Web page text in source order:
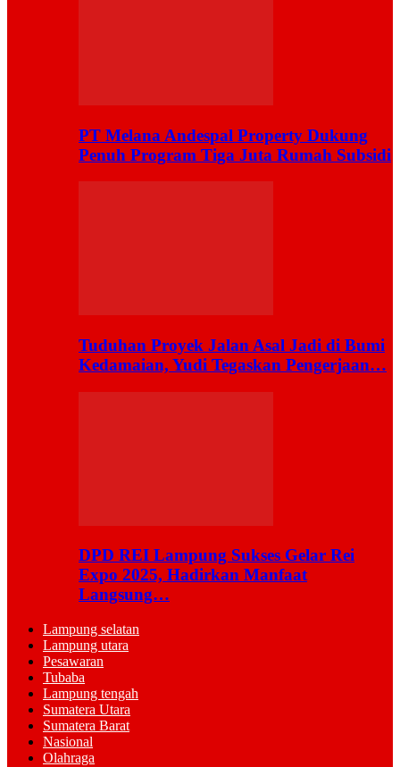
PT Melana Andespal Property Dukung
Penuh Program Tiga Juta Rumah Subsidi
Tuduhan Proyek Jalan Asal Jadi di Bumi
Kedamaian, Yudi Tegaskan Pengerjaan…
DPD REI Lampung Sukses Gelar Rei
Expo 2025, Hadirkan Manfaat
Langsung…
Lampung selatan
Lampung utara
Pesawaran
Tubaba
Lampung tengah
Sumatera Utara
Sumatera Barat
Nasional
Olahraga